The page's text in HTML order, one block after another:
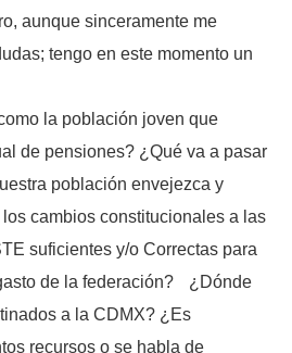
aunque sinceramente me
tengo en este momento un
la población joven que
de pensiones? ¿Qué va a pasar
población envejezca y
cambios constitucionales a las
suficientes y/o Correctas para
de la federación? ¿Dónde
a la CDMX? ¿Es
recursos o se habla de